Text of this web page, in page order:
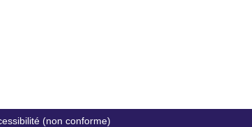
(non conforme)